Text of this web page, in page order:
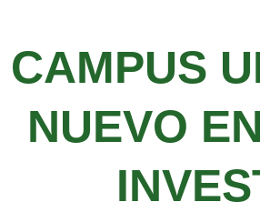
CAMPUS
NUEVO